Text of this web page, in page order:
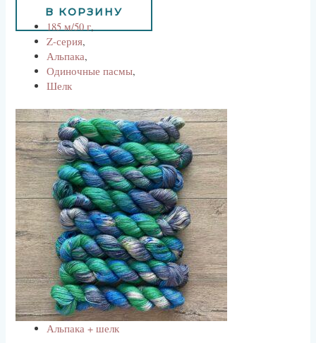
В КОРЗИНУ
185 м/50 г,
Z-серия,
Альпака,
Одиночные пасмы,
Шелк
Альпака + шелк